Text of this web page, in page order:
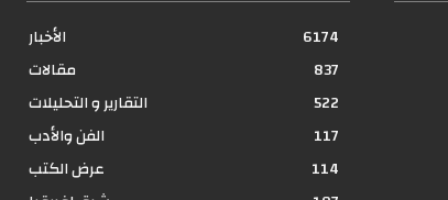
الأخبار
6174
مقالات
837
التقارير و التحليلات
522
الفن والأدب
117
عرض الكتب
114